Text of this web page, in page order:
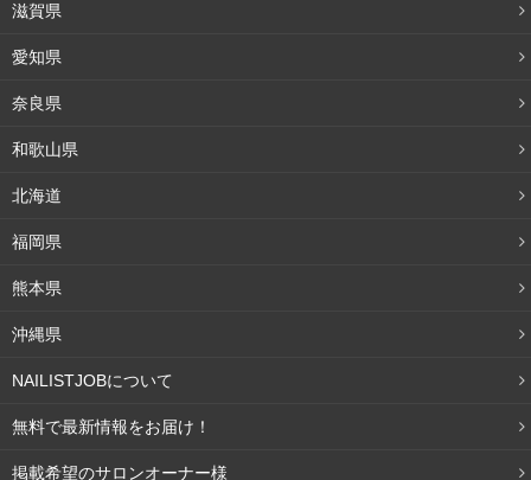
るということですが、本格的に講師への道を目指した
のはいつ頃からですか？
滋賀県
愛知県
奈良県
和歌山県
北海道
福岡県
熊本県
沖縄県
NAILISTJOBについて
無料で最新情報をお届け！
掲載希望のサロンオーナー様